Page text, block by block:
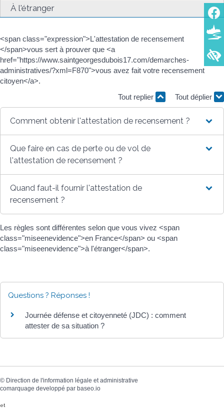
À l'étranger
<span class="expression">L'attestation de recensement
</span>vous sert à prouver que <a
href="https://www.saintgeorgesdubois17.com/demarches-
administratives/?xml=F870">vous avez fait votre recensement
citoyen</a>.
Tout replier
Tout déplier
Comment obtenir l'attestation de recensement ?
Que faire en cas de perte ou de vol de
l'attestation de recensement ?
Quand faut-il fournir l'attestation de
recensement ?
Les règles sont différentes selon que vous vivez <span
class="miseenevidence">en France</span> ou <span
class="miseenevidence">à l'étranger</span>.
Questions ? Réponses !
Journée défense et citoyenneté (JDC) : comment
attester de sa situation ?
© Direction de l'information légale et administrative
comarquage developpé par baseo.io
et